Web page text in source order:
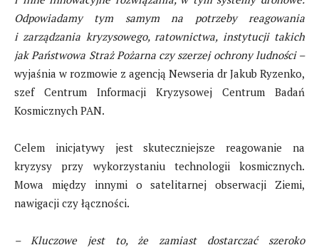
Odpowiadamy tym samym na potrzeby reagowania
i zarządzania kryzysowego, ratownictwa, instytucji takich
jak Państwowa Straż Pożarna czy szerzej ochrony ludności –
wyjaśnia w rozmowie z agencją Newseria dr Jakub Ryzenko,
szef Centrum Informacji Kryzysowej Centrum Badań
Kosmicznych PAN.
Celem inicjatywy jest skuteczniejsze reagowanie na
kryzysy przy wykorzystaniu technologii kosmicznych.
Mowa między innymi o satelitarnej obserwacji Ziemi,
nawigacji czy łączności.
– Kluczowe jest to, że zamiast dostarczać szeroko